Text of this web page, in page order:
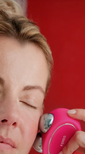
Perfil de usuário
Meus aparelhos
Meus pedidos
Meus endereços
subscrições
Español
Português
Русский
繁體中文